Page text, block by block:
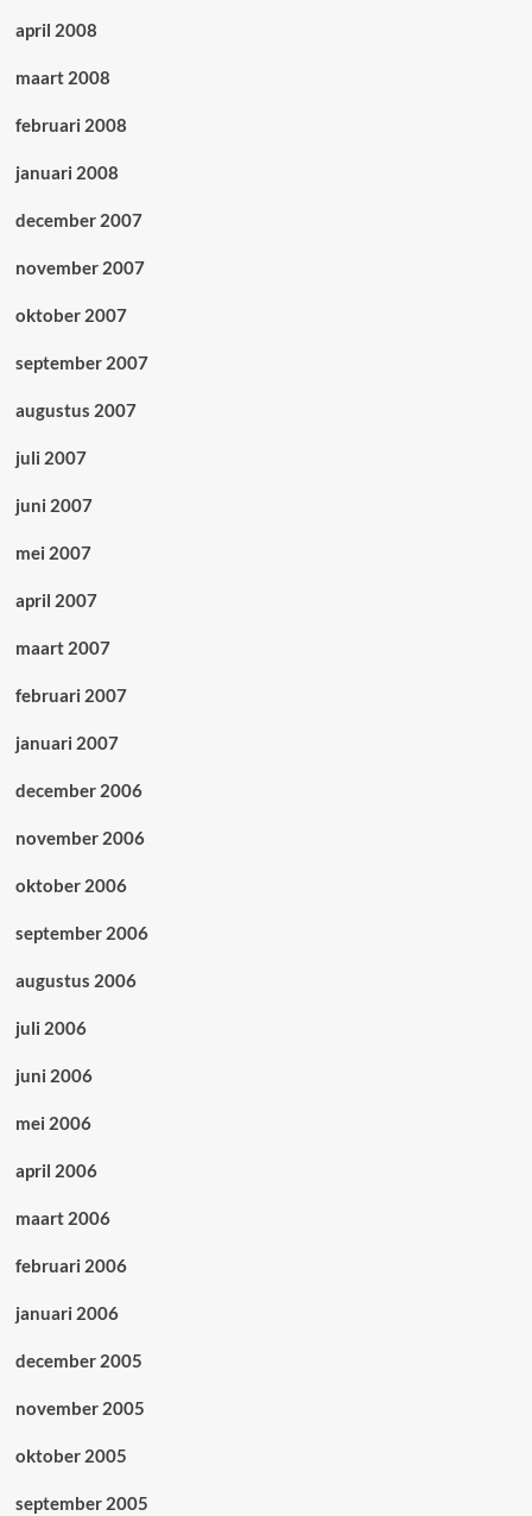
april 2008
maart 2008
februari 2008
januari 2008
december 2007
november 2007
oktober 2007
september 2007
augustus 2007
juli 2007
juni 2007
mei 2007
april 2007
maart 2007
februari 2007
januari 2007
december 2006
november 2006
oktober 2006
september 2006
augustus 2006
juli 2006
juni 2006
mei 2006
april 2006
maart 2006
februari 2006
januari 2006
december 2005
november 2005
oktober 2005
september 2005